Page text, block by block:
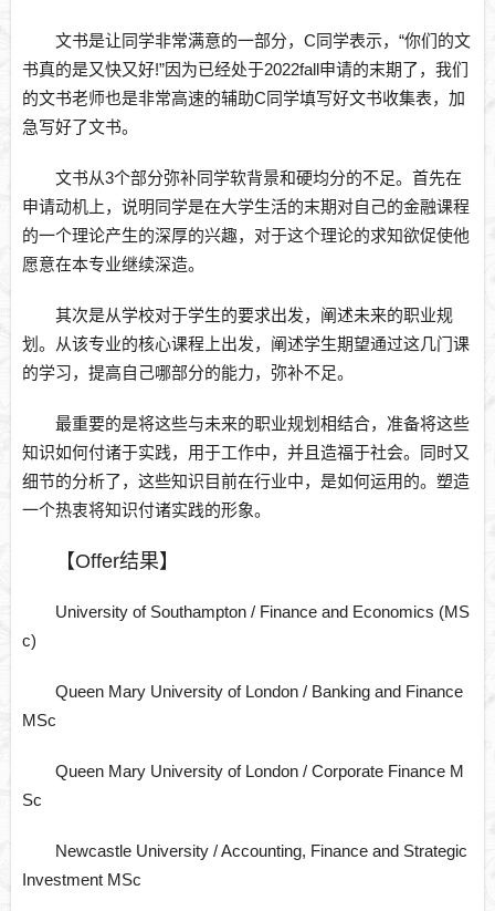
文书是让同学非常满意的一部分，C同学表示，“你们的文
书真的是又快又好!”因为已经处于2022fall申请的末期了，我们
的文书老师也是非常高速的辅助C同学填写好文书收集表，加
急写好了文书。
文书从3个部分弥补同学软背景和硬均分的不足。首先在
申请动机上，说明同学是在大学生活的末期对自己的金融课程
的一个理论产生的深厚的兴趣，对于这个理论的求知欲促使他
愿意在本专业继续深造。
其次是从学校对于学生的要求出发，阐述未来的职业规
划。从该专业的核心课程上出发，阐述学生期望通过这几门课
的学习，提高自己哪部分的能力，弥补不足。
最重要的是将这些与未来的职业规划相结合，准备将这些
知识如何付诸于实践，用于工作中，并且造福于社会。同时又
细节的分析了，这些知识目前在行业中，是如何运用的。塑造
一个热衷将知识付诸实践的形象。
【Offer结果】
University of Southampton / Finance and Economics (MS
c)
Queen Mary University of London / Banking and Finance
MSc
Queen Mary University of London / Corporate Finance M
Sc
Newcastle University / Accounting, Finance and Strategic
Investment MSc